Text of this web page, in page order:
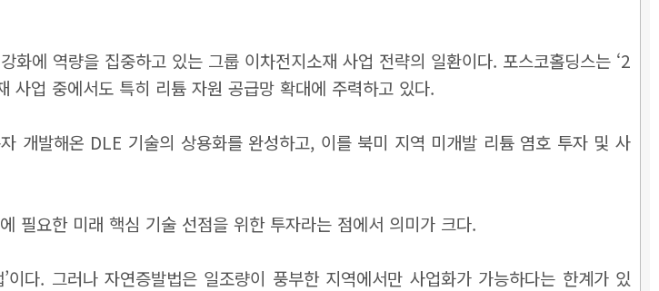
에 역량을 집중하고 있는 그룹 이차전지소재 사업 전략의 일환이다. 포스코홀딩스는 ‘2
업 중에서도 특히 리튬 자원 공급망 확대에 주력하고 있다.
개발해온 DLE 기술의 상용화를 완성하고, 이를 북미 지역 미개발 리튬 염호 투자 및 사
필요한 미래 핵심 기술 선점을 위한 투자라는 점에서 의미가 크다.
다. 그러나 자연증발법은 일조량이 풍부한 지역에서만 사업화가 가능하다는 한계가 있